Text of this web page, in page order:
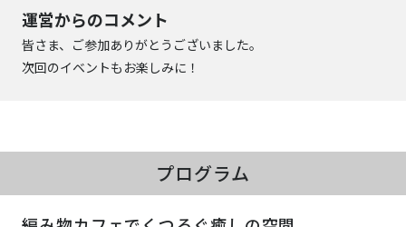
運営からのコメント
皆さま、ご参加ありがとうございました。
次回のイベントもお楽しみに！
プログラム